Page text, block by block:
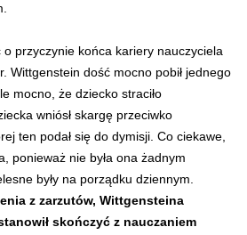
przyczynie końca kariery nauczyciela
Wittgenstein dość mocno pobił jednego
mocno, że dziecko straciło
wniósł skargę przeciwko
ten podał się do dymisji. Co ciekawe,
ponieważ nie była ona żadnym
były na porządku dziennym.
z zarzutów, Wittgensteina
skończyć z nauczaniem